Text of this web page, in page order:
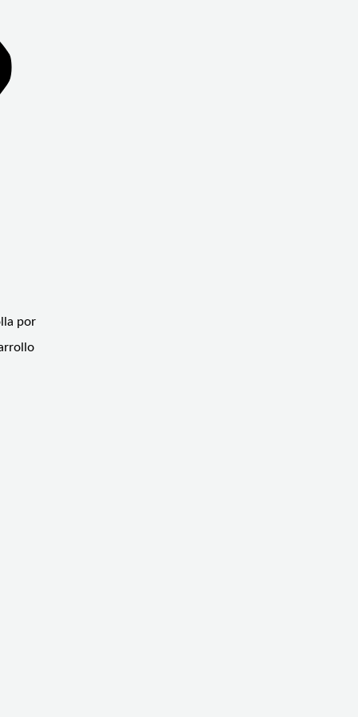
por